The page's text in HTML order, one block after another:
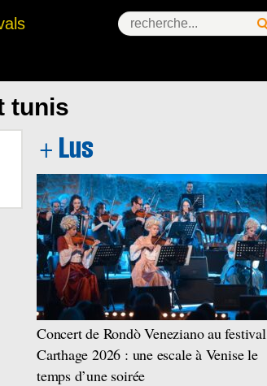
tunis
Concert de Rondò Veneziano au festival
Carthage 2026 : une escale à Venise le
temps d’une soirée